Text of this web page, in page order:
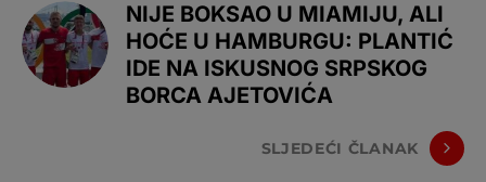
NIJE BOKSAO U MIAMIJU, ALI
HOĆE U HAMBURGU: PLANTIĆ
IDE NA ISKUSNOG SRPSKOG
BORCA AJETOVIĆA
SLJEDEĆI ČLANAK